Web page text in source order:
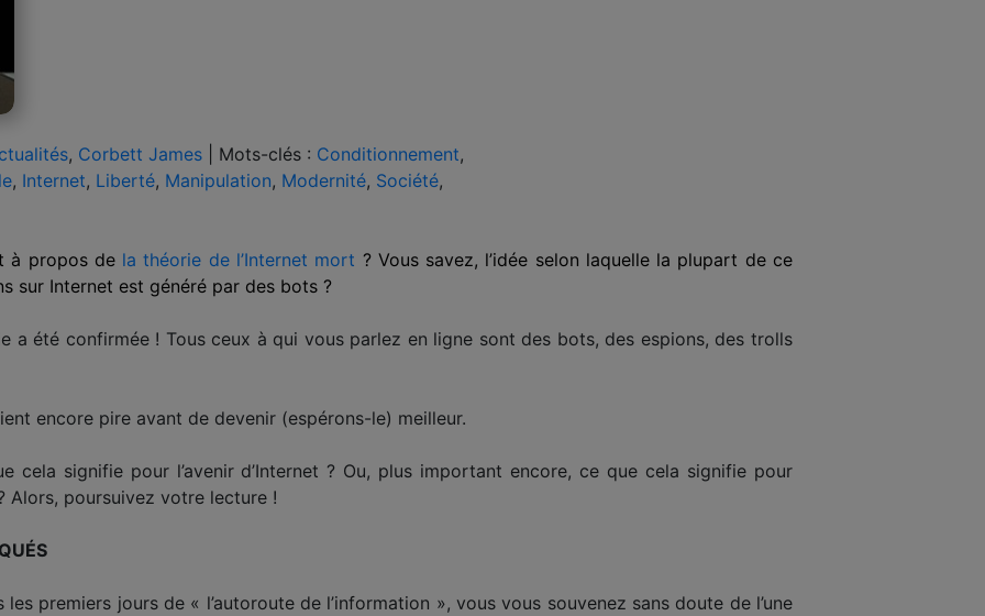
, Corbett James Mots-clés : Conditionnement,
, Internet, Liberté, Manipulation, Modernité, Société,
à propos de la théorie de l’Internet mort ? Vous savez, l’idée selon laquelle la plupart de ce
sur Internet est généré par des bots ?
a été confirmée ! Tous ceux à qui vous parlez en ligne sont des bots, des espions, des trolls
encore pire avant de devenir (espérons-le) meilleur.
cela signifie pour l’avenir d’Internet ? Ou, plus important encore, ce que cela signifie pour
Alors, poursuivez votre lecture !
premiers jours de « l’autoroute de l’information », vous vous souvenez sans doute de l’une